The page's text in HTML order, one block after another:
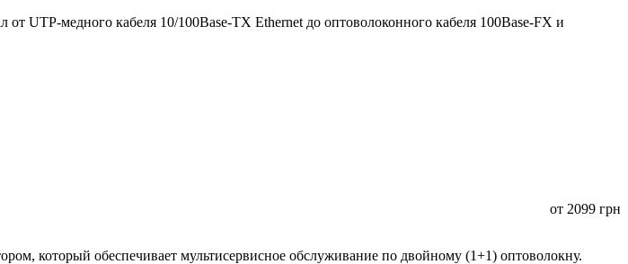
UTP-медного кабеля 10/100Base-TX Ethernet до оптоволоконного кабеля 100Base-FX и
от 2099 грн
который обеспечивает мультисервисное обслуживание по двойному (1+1) оптоволокну.